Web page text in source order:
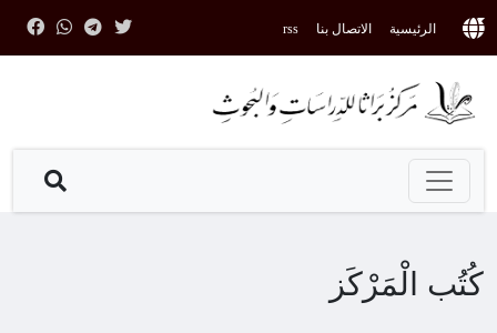
الرئيسية الاتصال بنا rss
كُتُب الْمَرْكَز